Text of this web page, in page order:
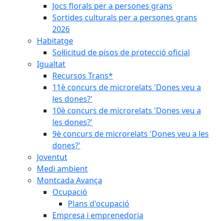
Jocs florals per a persones grans
Sortides culturals per a persones grans
2026
Habitatge
Sol·licitud de pisos de protecció oficial
Igualtat
Recursos Trans*
11è concurs de microrelats 'Dones veu a
les dones?'
10è concurs de microrelats 'Dones veu a
les dones?'
9è concurs de microrelats 'Dones veu a les
dones?'
Joventut
Medi ambient
Montcada Avança
Ocupació
Plans d'ocupació
Empresa i emprenedoria